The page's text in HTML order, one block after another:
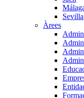
Sevilla
Àrees